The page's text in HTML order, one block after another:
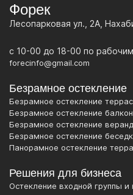
Безрамное остекление
Безрамное остекление
Безрамное остекление
Безрамное остекление
Безрамное остекление
Панорамное остекление
Решения для бизнеса
Остекление входной группы и
Форек
Лесопарковая ул., 2А,
c 10-00 до 18-00 по
forecinfo@gmail.com